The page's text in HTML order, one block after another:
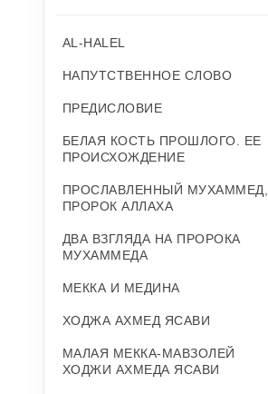
AL-HALEL
НАПУТСТВЕННОЕ СЛОВО
ПРЕДИСЛОВИЕ
БЕЛАЯ КОСТЬ ПРОШЛОГО. ЕЕ
ПРОИСХОЖДЕНИЕ
ПРОСЛАВЛЕННЫЙ МУХАММЕД,
ПРОРОК АЛЛАХА
ДВА ВЗГЛЯДА НА ПРОРОКА
МУХАММЕДА
МЕККА И МЕДИНА
ХОДЖА АХМЕД ЯСАВИ
МАЛАЯ МЕККА-МАВЗОЛЕЙ
ХОДЖИ АХМЕДА ЯСАВИ